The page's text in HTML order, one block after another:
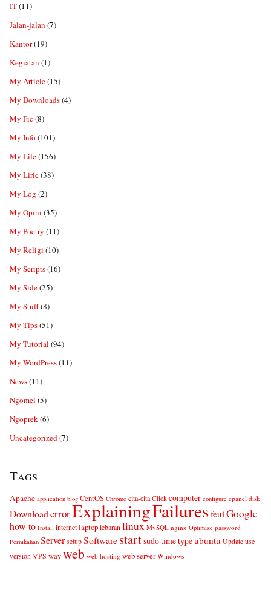
IT(11)
Jalan-jalan (7)
Kantor(19)
Kegiatan (1)
My Article(15)
My Downloads(4)
My Fic(8)
My Info (101)
My Life(156)
My Liric(38)
My Log (2)
My Opini (35)
My Poetry (11)
My Religi (10)
My Scripts(16)
My Side(25)
My Stuff(8)
My Tips(51)
My Tutorial (94)
My WordPress(11)
News(11)
Ngomel (5)
Ngoprek(6)
Uncategorized(7)
Tags
Apache application blog CentOS Chrome cita-cita Click computer configure cpanel disk
DownloaderrorExplainingFailuresfeuiGoogle
how to Install internet laptop lebaran linux MySQL nginx Optimize password
Pernikahan Server setup Softwarestartsudotimetypeubuntu Update use
version VPS wayweb web hosting web server Windows